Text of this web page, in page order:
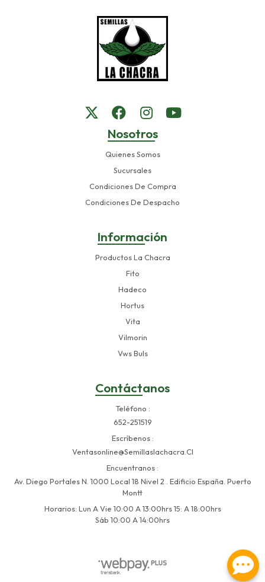
Nosotros
Quienes Somos
Sucursales
Condiciones De Compra
Condiciones De Despacho
Información
Productos La Chacra
Fito
Hadeco
Hortus
Vita
Vilmorin
Vws Buls
Contáctanos
Teléfono
652-251519
Escríbenos
Ventasonline@semillaslachacra.cl
Encuentranos
Av. Diego Portales N. 1000 Local 18 Nivel 2 . Edificio España. Puerto
Montt
Horarios: Lun A Vie 10:00 A 13:00hrs 15: A 18:00hrs
Sáb 10:00 A 14:00hrs